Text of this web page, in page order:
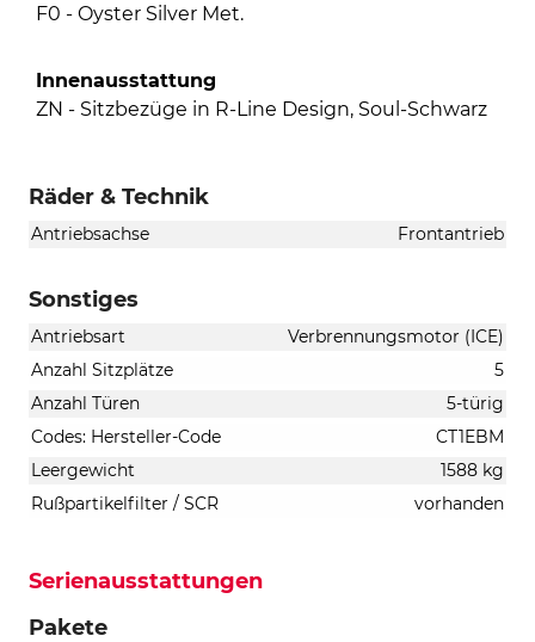
F0 - Oyster Silver Met.
Innenausstattung
ZN - Sitzbezüge in R-Line Design, Soul-Schwarz
Räder & Technik
Antriebsachse Frontantrieb
Sonstiges
Antriebsart
Verbrennungsmotor (ICE)
Anzahl Sitzplätze
5
Anzahl Türen
5-türig
Codes: Hersteller-Code
CT1EBM
Leergewicht
1588 kg
Rußpartikelfilter / SCR
vorhanden
Serienausstattungen
Pakete